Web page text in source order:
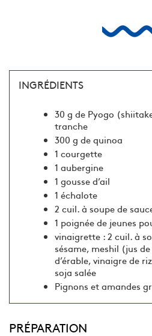
INGRÉDIENTS
30 g de Pyogo
tranche
300 g de quinoa
1 courgette
1 aubergine
1 gousse d’ail
1 échalote
2 cuil. à soupe de
1 poignée de jeunes
vinaigrette : 2 cuil. à
sésame, meshil (jus
d’érable, vinaigre de
soja salée
Pignons et amandes
PRÉPARATION